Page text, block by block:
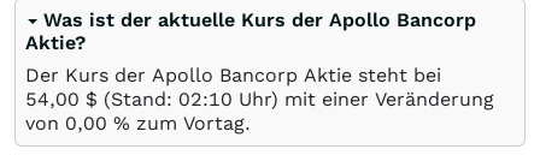
Was ist der aktuelle Kurs der Apollo Bancorp
Aktie?
Der Kurs der Apollo Bancorp Aktie steht bei
54,00 $ (Stand: 02:10 Uhr) mit einer Veränderung
von 0,00 % zum Vortag.